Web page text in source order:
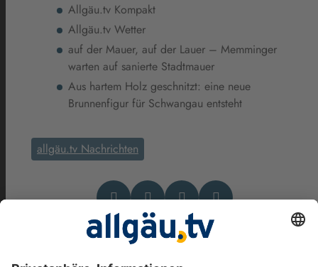
Allgäu.tv Kompakt
Allgäu.tv Wetter
auf der Mauer, auf der Lauer – Memminger
warten auf sanierte Stadtmauer
Aus hartem Holz geschnitzt: eine neue
Brunnenfigur für Schwangau entsteht
allgäu.tv Nachrichten